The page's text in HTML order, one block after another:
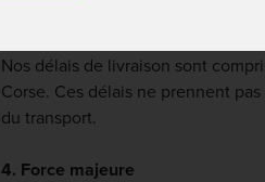
Nos délais de livraison sont
Corse. Ces délais ne prennent
du transport.
4. Force majeure